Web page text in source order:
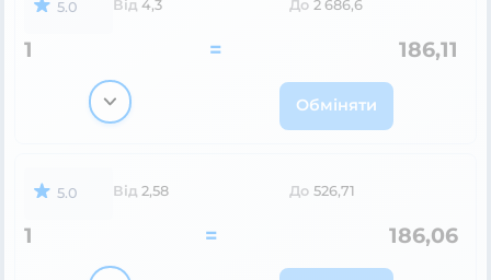
5.0 Від 4,3 До 2 686,6
1 = 186,11
Обміняти
5.0 Від 2,58 До 526,71
1 = 186,06